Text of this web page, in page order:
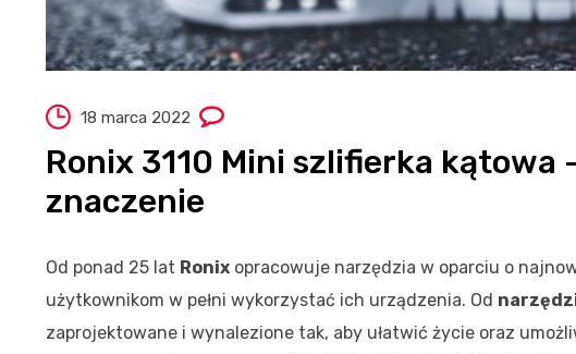
18 marca 2022
Ronix 3110 Mini szlifierka
znaczenie
Od ponad 25 lat Ronix opracowuje narzędzia w oparciu o
użytkownikom w pełni wykorzystać ich urządzenia. Od
zaprojektowane i wynalezione tak, aby ułatwić życie oraz